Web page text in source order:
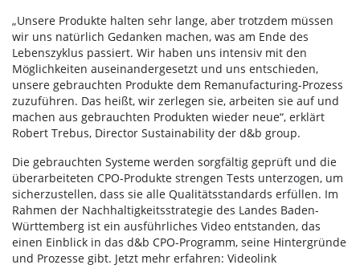
„Unsere Produkte halten sehr lange, aber trotzdem müssen
wir uns natürlich Gedanken machen, was am Ende des
Lebenszyklus passiert. Wir haben uns intensiv mit den
Möglichkeiten auseinandergesetzt und uns entschieden,
unsere gebrauchten Produkte dem Remanufacturing-Prozess
zuzuführen. Das heißt, wir zerlegen sie, arbeiten sie auf und
machen aus gebrauchten Produkten wieder neue“, erklärt
Robert Trebus, Director Sustainability der d&b group.
Die gebrauchten Systeme werden sorgfältig geprüft und die
überarbeiteten CPO-Produkte strengen Tests unterzogen, um
sicherzustellen, dass sie alle Qualitätsstandards erfüllen. Im
Rahmen der Nachhaltigkeitsstrategie des Landes Baden-
Württemberg ist ein ausführliches Video entstanden, das
einen Einblick in das d&b CPO-Programm, seine Hintergründe
und Prozesse gibt. Jetzt mehr erfahren: Videolink